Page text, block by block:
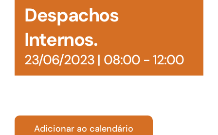
Despachos
Internos.
23/06/2023 | 08:00- 12:00
Adicionar ao calendário